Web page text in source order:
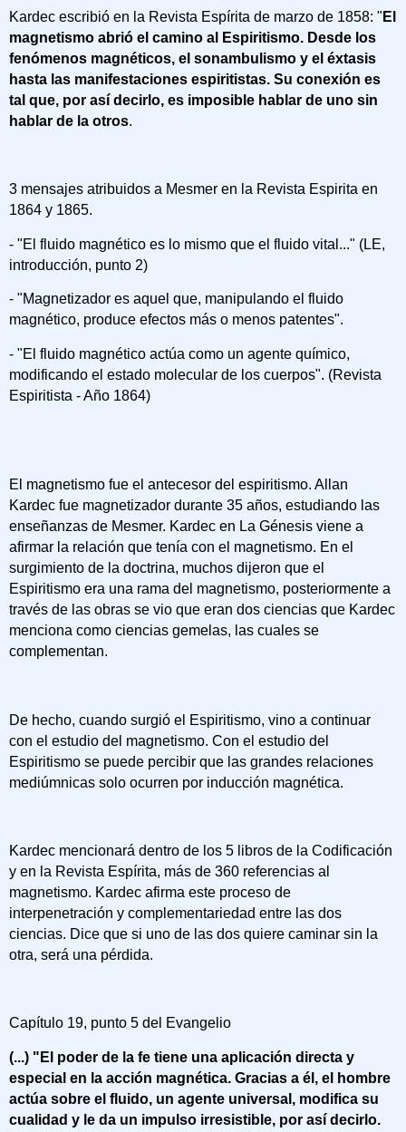
Kardec escribió en la Revista Espírita de marzo de 1858: " El
magnetismo abrió el camino al Espiritismo. Desde los
fenómenos magnéticos, el sonambulismo y el éxtasis
hasta las manifestaciones espiritistas. Su conexión es
tal que, por así decirlo, es imposible hablar de uno sin
hablar de la otros.
3 mensajes atribuidos a Mesmer en la Revista Espirita en
1864 y 1865.
- "El fluido magnético es lo mismo que el fluido vital..." (LE,
introducción, punto 2)
- "Magnetizador es aquel que, manipulando el fluido
magnético, produce efectos más o menos patentes".
- "El fluido magnético actúa como un agente químico,
modificando el estado molecular de los cuerpos". (Revista
Espiritista - Año 1864)
El magnetismo fue el antecesor del espiritismo. Allan
Kardec fue magnetizador durante 35 años, estudiando las
enseñanzas de Mesmer. Kardec en La Génesis viene a
afirmar la relación que tenía con el magnetismo. En el
surgimiento de la doctrina, muchos dijeron que el
Espiritismo era una rama del magnetismo, posteriormente a
través de las obras se vio que eran dos ciencias que Kardec
menciona como ciencias gemelas, las cuales se
complementan.
De hecho, cuando surgió el Espiritismo, vino a continuar
con el estudio del magnetismo. Con el estudio del
Espiritismo se puede percibir que las grandes relaciones
mediúmnicas solo ocurren por inducción magnética.
Kardec mencionará dentro de los 5 libros de la Codificación
y en la Revista Espírita, más de 360 referencias al
magnetismo. Kardec afirma este proceso de
interpenetración y complementariedad entre las dos
ciencias. Dice que si uno de las dos quiere caminar sin la
otra, será una pérdida.
Capítulo 19, punto 5 del Evangelio
(...) "El poder de la fe tiene una aplicación directa y
especial en la acción magnética. Gracias a él, el hombre
actúa sobre el fluido, un agente universal, modifica su
cualidad y le da un impulso irresistible, por así decirlo.